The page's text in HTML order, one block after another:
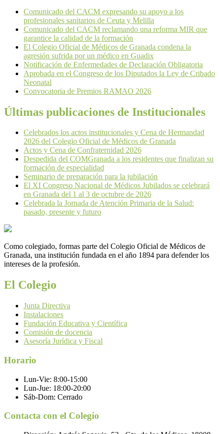
Comunicado del CACM expresando su apoyo a los
profesionales sanitarios de Ceuta y Melilla
Comunicado del CACM reclamando una reforma MIR que
garantice la calidad de la formación
El Colegio Oficial de Médicos de Granada condena la
agresión sufrida por un médico en Guadix
Notificación de Enfermedades de Declaración Obligatoria
Aprobada en el Congreso de los Diputados la Ley de Cribado
Neonatal
Convocatoria de Premios RAMAO 2026
Últimas publicaciones de Institucionales
Celebrados los actos institucionales y Cena de Hermandad
2026 del Colegio Oficial de Médicos de Granada
Actos y Cena de Confraternidad 2026
Despedida del COMGranada a los residentes que finalizan su
formación de especialidad
Seminario de preparación para la jubilación
El XI Congreso Nacional de Médicos Jubilados se celebrará
en Granada del 1 al 3 de octubre de 2026
Celebrada la Jornada de Atención Primaria de la Salud:
pasado, presente y futuro
Como colegiado, formas parte del Colegio Oficial de Médicos de
Granada, una institución fundada en el año 1894 para defender los
intereses de la profesión.
El Colegio
Junta Directiva
Instalaciones
Fundación Educativa y Científica
Comisión de docencia
Asesoría Jurídica y Fiscal
Horario
Lun-Vie: 8:00-15:00
Lun-Jue: 18:00-20:00
Sáb-Dom: Cerrado
Contacta con el Colegio